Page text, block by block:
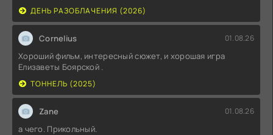
ДЕНЬ РАЗОБЛАЧЕНИЯ (2026)
Cornelius 01.08.26
Хороший фильм, интересный сюжет, и хорошая игра
Елизаветы Боярской .
ТОННЕЛЬ (2025)
Zane 01.08.26
а чего. Прикольный.